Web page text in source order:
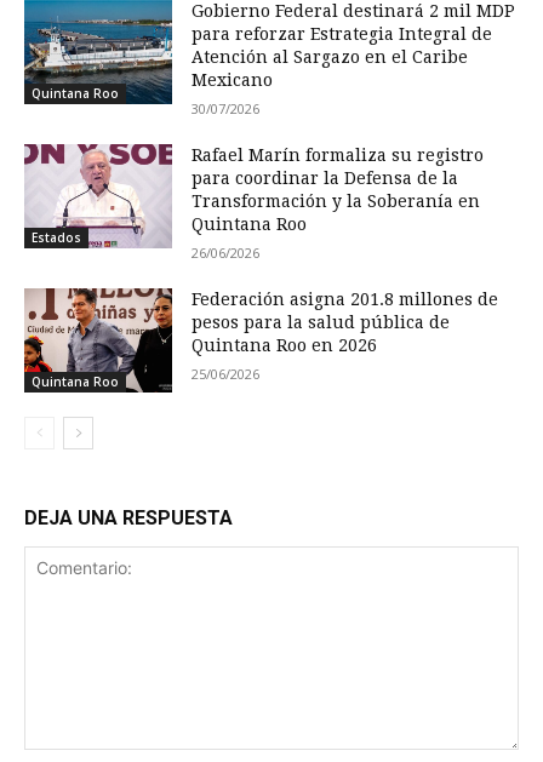
Quintana Roo
Gobierno Federal destinará 2 mil MDP
para reforzar Estrategia Integral de
Atención al Sargazo en el Caribe
Mexicano
30/07/2026
Estados
Rafael Marín formaliza su registro
para coordinar la Defensa de la
Transformación y la Soberanía en
Quintana Roo
26/06/2026
Quintana Roo
Federación asigna 201.8 millones de
pesos para la salud pública de
Quintana Roo en 2026
25/06/2026
DEJA UNA RESPUESTA